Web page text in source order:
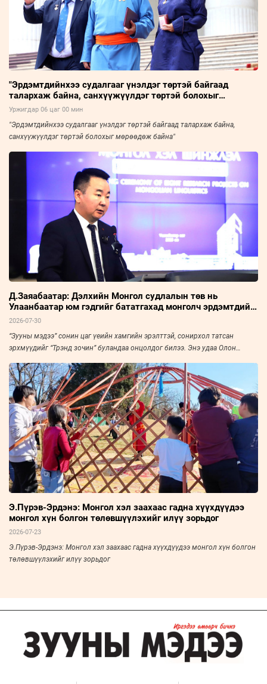
"Эрдэмтдийнхээ судалгааг үнэлдэг төртэй байгаад
талархаж байна, санхүүжүүлдэг төртэй болохыг
мөрөөдөж байна"
Уржигдар 06 цаг 00 мин
"Эрдэмтдийнхээ судалгааг үнэлдэг төртэй байгаад талархаж байна,
санхүүжүүлдэг төртэй болохыг мөрөөдөж байна"
Д.Заяабаатар: Дэлхийн Монгол судлалын төв нь
Улаанбаатар юм гэдгийг бататгахад монголч эрдэмтдийн
хурал чухал нөлөөтэй
2026-07-30
“Зууны мэдээ” сонин цаг үеийн хамгийн эрэлттэй, сонирхол татсан
эрхмүүдийг “Трэнд зочин” буландаа онцолдог билээ. Энэ удаа Олон
доктор, профессор Д.Заяабаатарыг урьж, ярилцлаа.
Э.Пүрэв-Эрдэнэ: Монгол хэл заахаас гадна хүүхдүүдээ
монгол хүн болгон төлөвшүүлэхийг илүү зорьдог
2026-07-23
Э.Пүрэв-Эрдэнэ: Монгол хэл заахаас гадна хүүхдүүдээ монгол хүн болгон
төлөвшүүлэхийг илүү зорьдог